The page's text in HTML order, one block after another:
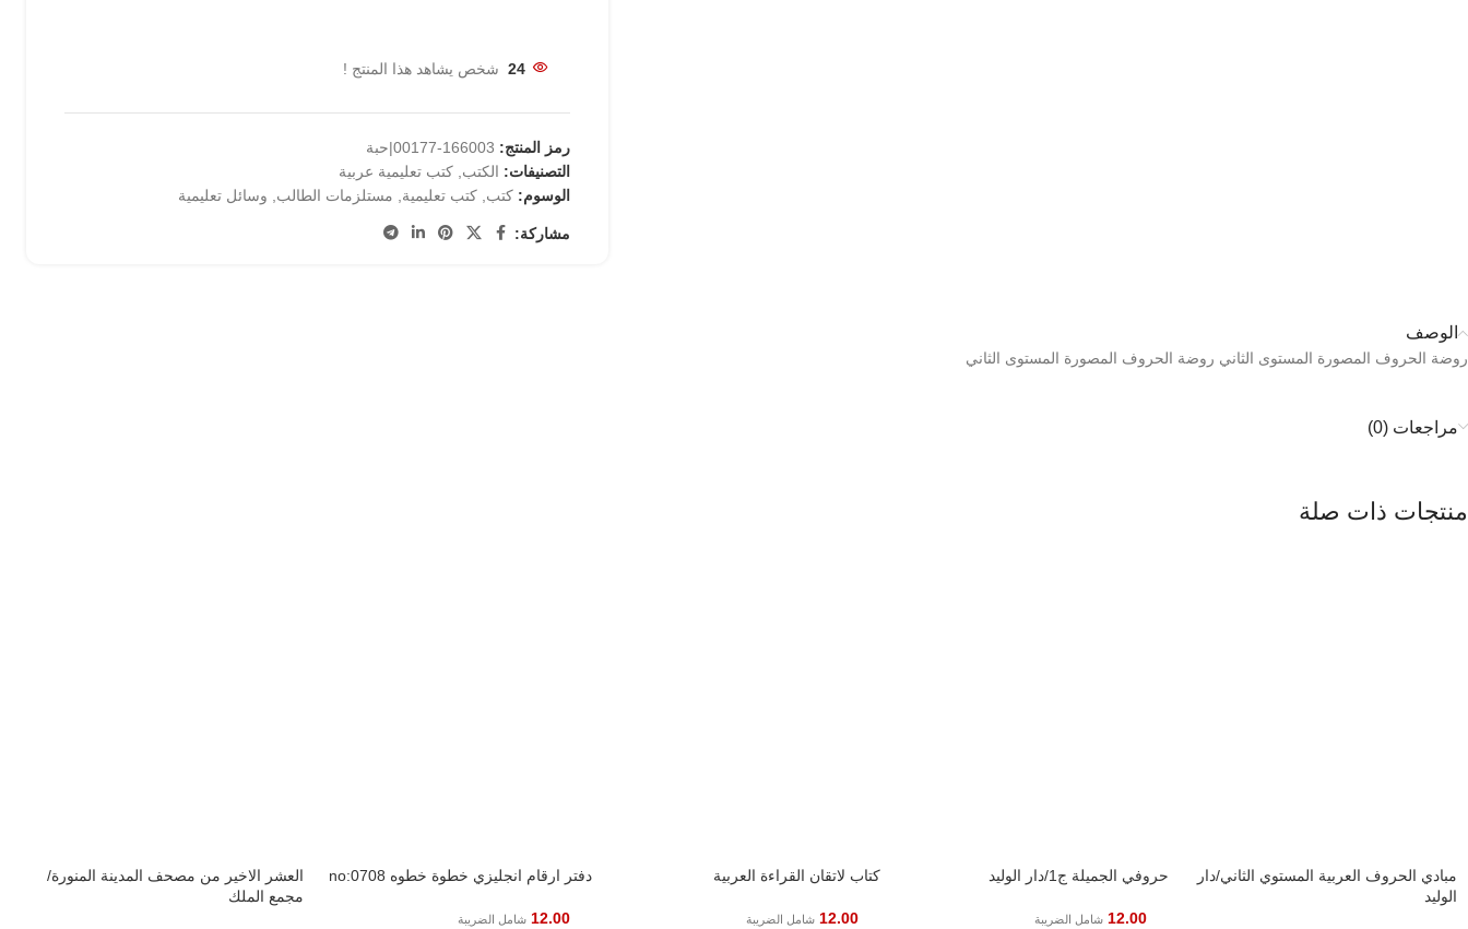
24 شخص يشاهد هذا المنتج !
رمز المنتج: 166003-00177|حبة
التصنيفات: الكتب كتب تعليمية عربية
الوسوم: كتب كتب تعليمية مستلزمات الطالب وسائل تعليمية
مشاركة:
الوصف
روضة الحروف المصورة المستوى الثاني روضة الحروف المصورة المستوى الثاني
مراجعات (0)
منتجات ذات صلة
مبادي الحروف العربية المستوي الثاني/دار
الوليد
حروفي الجميلة ج1/دار الوليد
12.00 شامل الضريبة
كتاب لاتقان القراءة العربية
12.00 شامل الضريبة
دفتر ارقام انجليزي خطوة خطوه no:0708
12.00 شامل الضريبة
العشر الاخير من مصحف المدينة المنورة/
مجمع الملك